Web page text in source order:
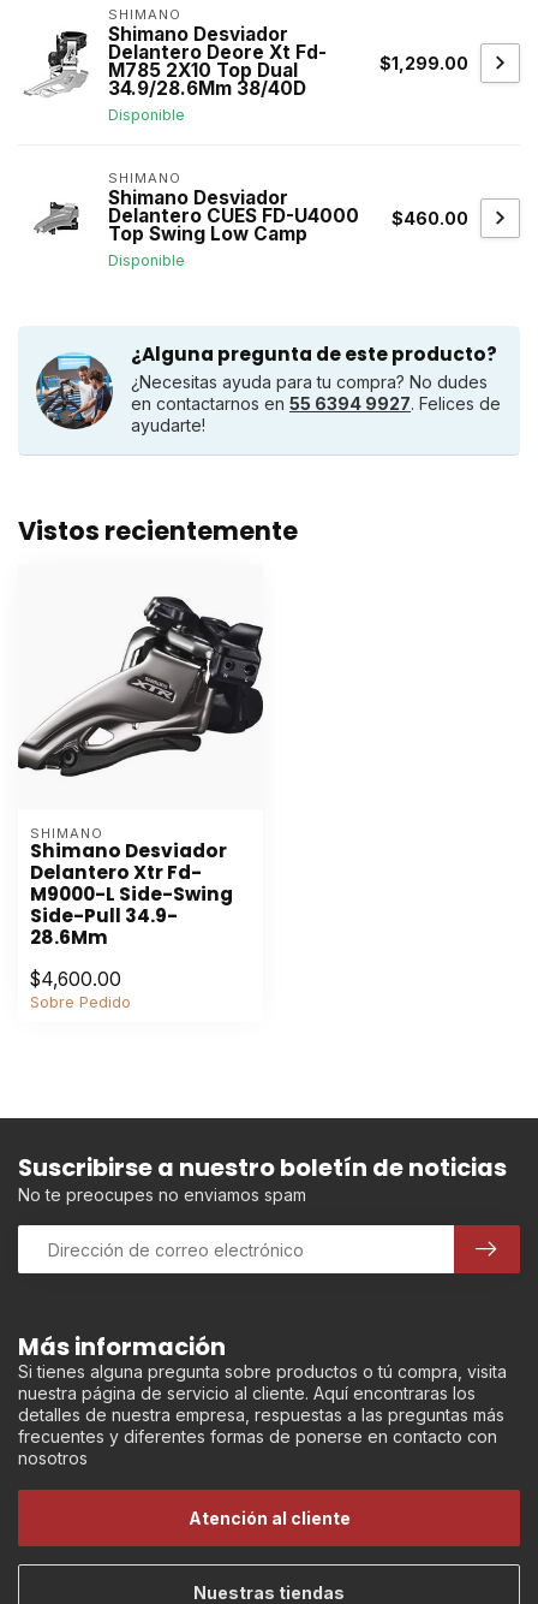
SHIMANO
Shimano Desviador
Delantero Deore Xt Fd-
M785 2X10 Top Dual
34.9/28.6Mm 38/40D
Disponible
$1,299.00
SHIMANO
Shimano Desviador
Delantero CUES FD-U4000
Top Swing Low Camp
Disponible
$460.00
¿Alguna pregunta de este producto?
¿Necesitas ayuda para tu compra? No dudes
en contactarnos en 55 6394 9927. Felices de
ayudarte!
Vistos recientemente
SHIMANO
Shimano Desviador
Delantero Xtr Fd-
M9000-L Side-Swing
Side-Pull 34.9-
28.6Mm
$4,600.00
Sobre Pedido
Más información
Si tienes alguna pregunta sobre productos o tú compra, visita
nuestra página de servicio al cliente. Aquí encontraras los
detalles de nuestra empresa, respuestas a las preguntas más
frecuentes y diferentes formas de ponerse en contacto con
nosotros
Atención al cliente
Nuestras tiendas
Suscribirse a nuestro boletín de noticias
No te preocupes no enviamos spam